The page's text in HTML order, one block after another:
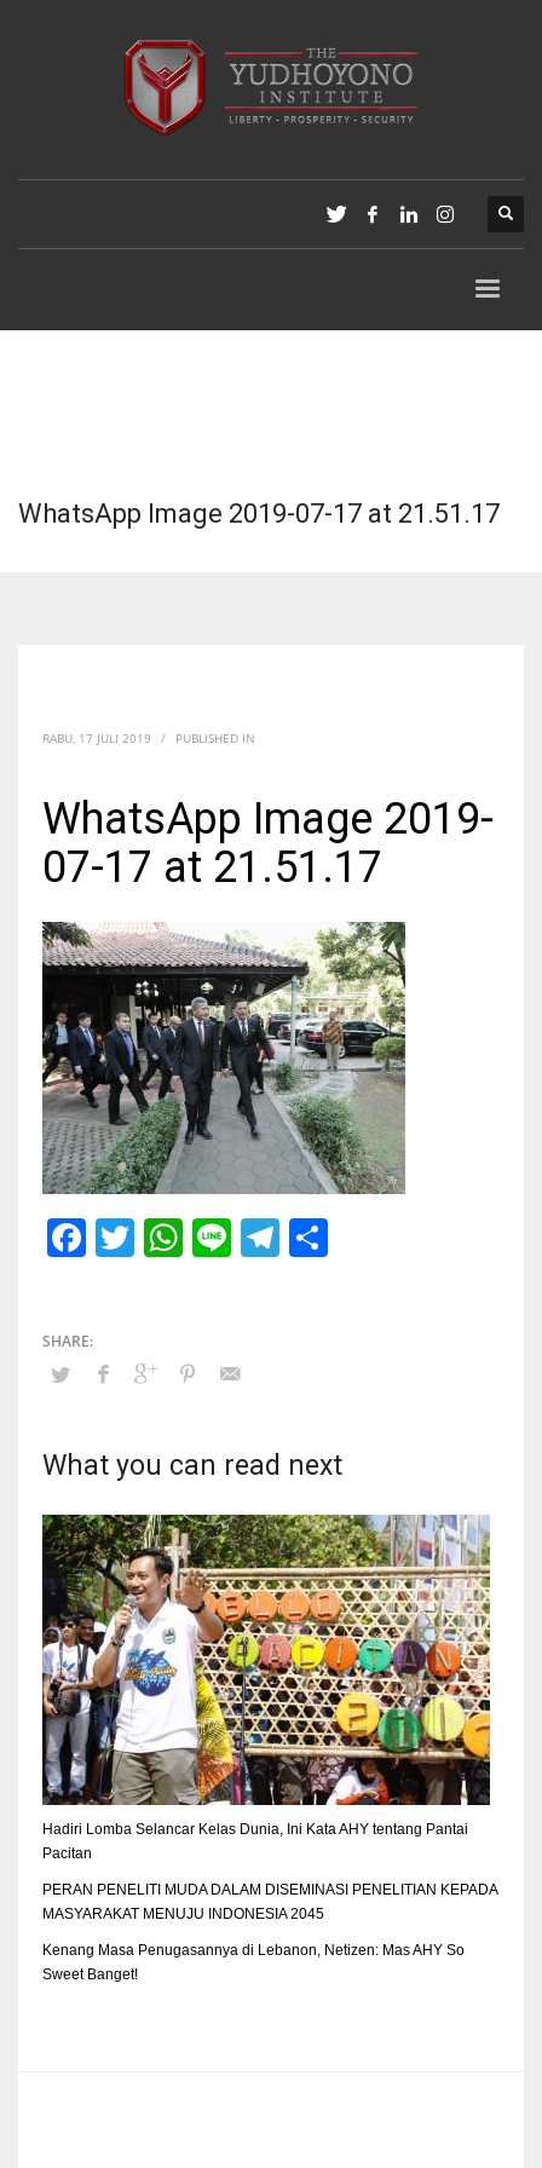
WhatsApp Image 2019-07-17 at 21.51.17
RABU, 17 JULI 2019 / PUBLISHED IN
WhatsApp Image 2019-
07-17 at 21.51.17
Facebook
Twitter
WhatsApp
LineTelegram
What you can read next
Hadiri Lomba Selancar Kelas Dunia, Ini Kata AHY tentang Pantai
Pacitan
PERAN PENELITI MUDA DALAM DISEMINASI PENELITIAN KEPADA
MASYARAKAT MENUJU INDONESIA 2045
Kenang Masa Penugasannya di Lebanon, Netizen: Mas AHY So
Sweet Banget!